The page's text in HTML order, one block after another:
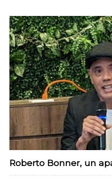
Roberto Bonner, un